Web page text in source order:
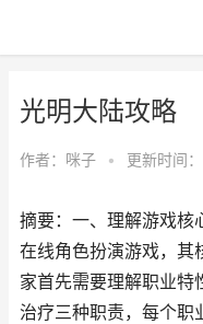
光明大陆攻略
作者： 咪子 • 更新时间
摘要：一、理解游戏核
在线角色扮演游戏，其
家首先需要理解职业特
治疗三种职责，每个职